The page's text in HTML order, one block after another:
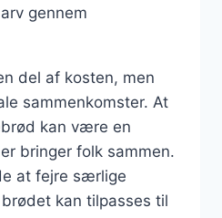
gennem
del af kosten, men
sammenkomster. At
kan være en
bringer folk sammen.
at fejre særlige
kan tilpasses til